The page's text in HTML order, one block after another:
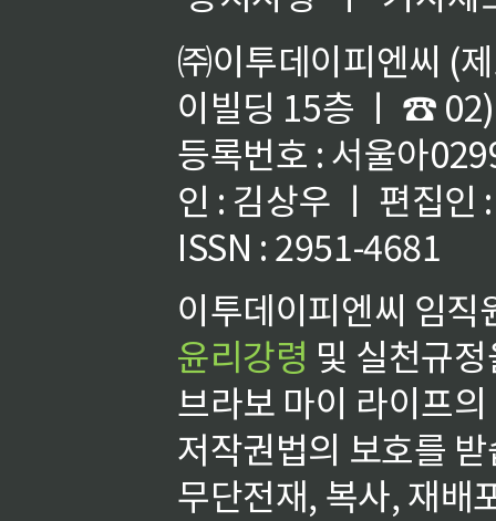
㈜이투데이피엔씨 (
이빌딩 15층 ㅣ ☎
등록번호 : 서울아
인 : 김상우 ㅣ 편집인
ISSN : 2951-4681
이투데이피엔씨 임
윤리강령 및 실천규
브라보 마이 라이프
저작권법의 보호를
무단전재, 복사, 재배